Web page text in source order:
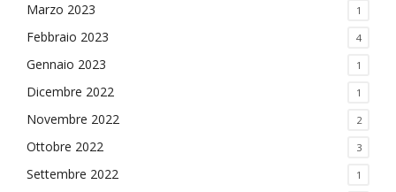
Marzo 2023 1
Febbraio 2023 4
Gennaio 2023 1
Dicembre 2022 1
Novembre 2022 2
Ottobre 2022 3
Settembre 2022 1